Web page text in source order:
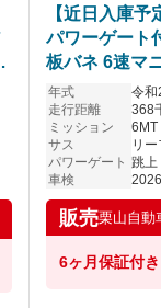
【近日入庫
パワーゲート
板バネ 6速マ
年式
令和
走行距離
368
ミッション
6MT
サス
リ
パワーゲート 跳上
車検
販売栗山自動
6ヶ月保証付き